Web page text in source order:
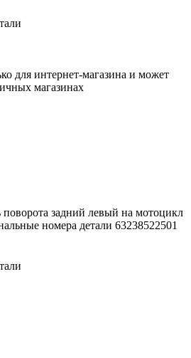
для интернет-магазина и может
магазинах
поворота задний левый на мотоцикл
номера детали 63238522501